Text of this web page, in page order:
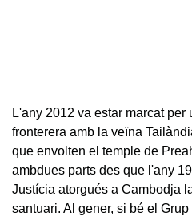
L'any 2012 va estar marcat
fronterera amb la veïna
que envolten el temple de
ambdues parts des que l'any
Justícia atorgués a Cambodja
santuari. Al gener, si bé el